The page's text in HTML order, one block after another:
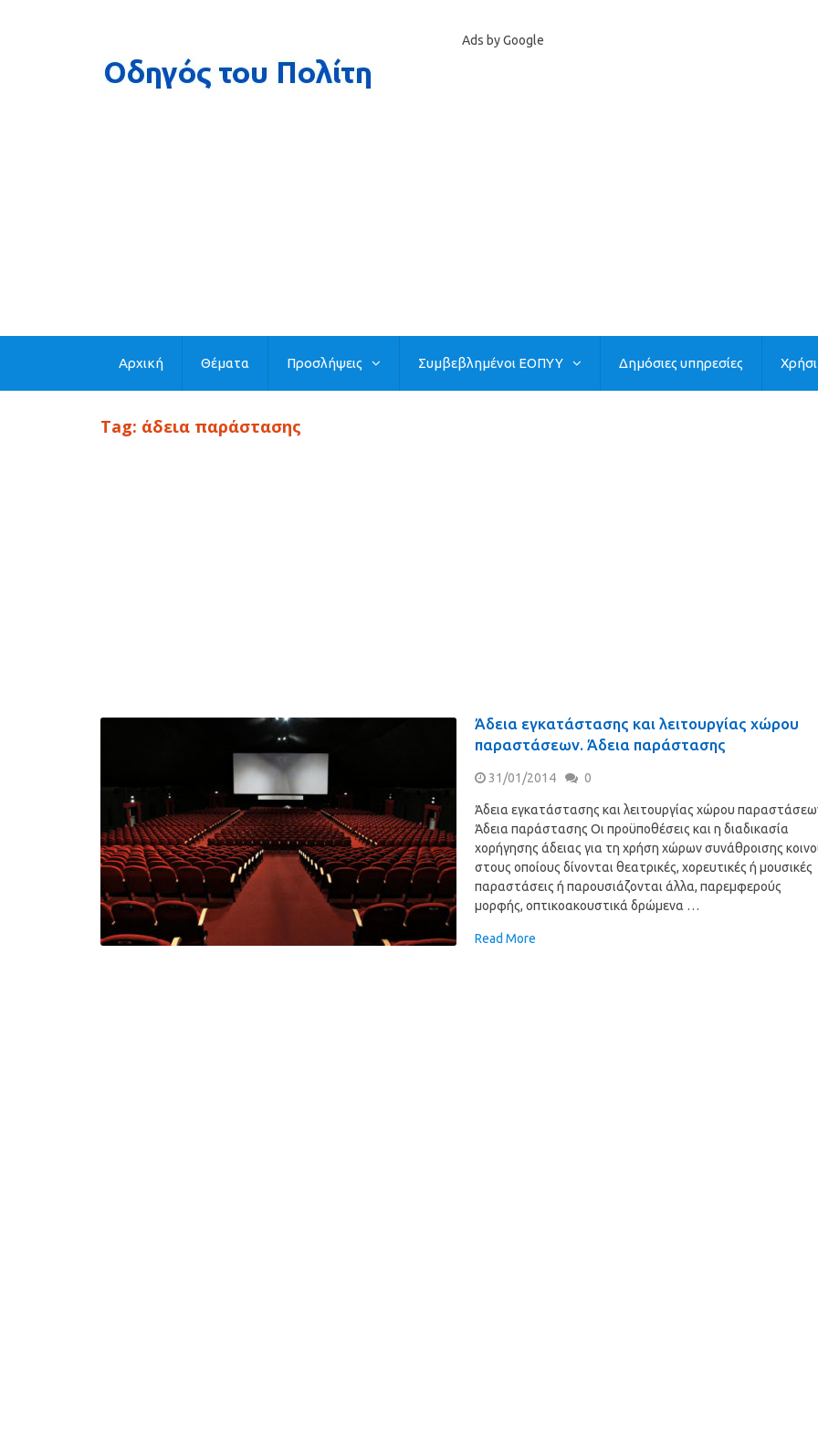
Ads by Google
Αρχική Θέματα Προσλήψεις Συμβεβλημένοι ΕΟΠΥΥ Δημόσιες υπηρεσίες
Tag: άδεια παράστασης
Άδεια εγκατάστασης και λειτουργίας χώρου
παραστάσεων. Άδεια παράστασης
31/01/2014 0
Άδεια εγκατάστασης και λειτουργίας χώρου
Άδεια παράστασης Οι προϋποθέσεις και η διαδικασία
χορήγησης άδειας για τη χρήση χώρων συνάθροισης
στους οποίους δίνονται θεατρικές, χορευτικές ή μουσικές
παραστάσεις ή παρουσιάζονται άλλα, παρεμφερούς
μορφής, οπτικοακουστικά δρώμενα …
Read More